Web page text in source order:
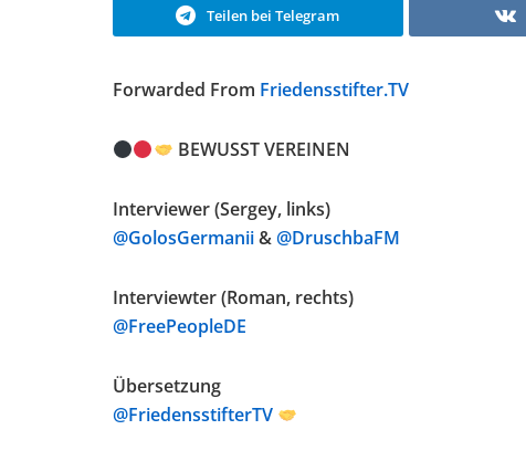
Teilen bei Telegram
Forwarded From Friedensstifter.TV
BEWUSST VEREINEN
Interviewer (Sergey, links)
@GolosGermanii&@DruschbaFM
Interviewter (Roman, rechts)
@FreePeopleDE
Übersetzung
@FriedensstifterTV